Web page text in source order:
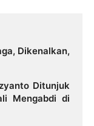
Dikenalkan,
Ditunjuk
Mengabdi di